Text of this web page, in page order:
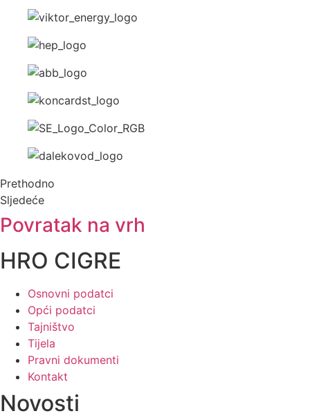
Prethodno
Sljedeće
Povratak na vrh
HRO CIGRE
Osnovni podatci
Opći podatci
Tajništvo
Tijela
Pravni dokumenti
Kontakt
Novosti